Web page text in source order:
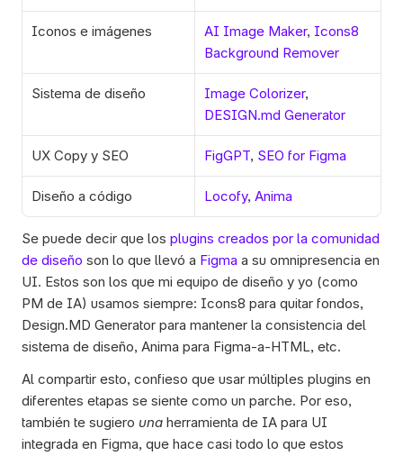
Iconos e imágenes AI Image Maker, Icons8
Background Remover
Sistema de diseño Image Colorizer
DESIGN.md Generator
UX Copy y SEO FigGPT, SEO for Figma
Diseño a código Locofy, Anima
Se puede decir que los plugins creados por la comunidad
de diseño son lo que llevó a Figma a su omnipresencia en
UI. Estos son los que mi equipo de diseño y yo (como
PM de IA) usamos siempre: Icons8 para quitar fondos,
Design.MD Generator para mantener la consistencia del
sistema de diseño, Anima para Figma-a-HTML, etc.
Al compartir esto, confieso que usar múltiples plugins en
diferentes etapas se siente como un parche. Por eso,
también te sugiero una herramienta de IA para UI
integrada en Figma, que hace casi todo lo que estos